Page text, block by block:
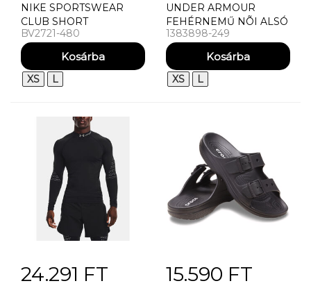
NIKE SPORTSWEAR
CLUB SHORT
KIRÁLYKÉK
BV2721-480
XS L
UNDER ARMOUR
FEHÉRNEMŰ NÕI ALSÓ
UNDER ARMOUR UA
PURE STRETCH NO
SHOW BIKINI-PRINT -
1383898-249
XS L
24.291 FT 15.590 FT